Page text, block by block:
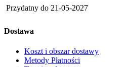
Przydatny do 21-05-2027
Dostawa
Koszt i obszar dostawy
Metody Płatności